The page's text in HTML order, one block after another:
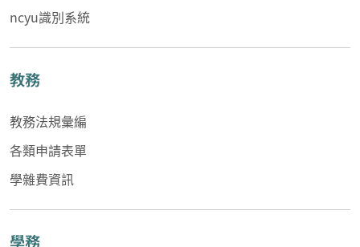
ncyu識別系統
教務
教務法規彙編
各類申請表單
學雜費資訊
學務